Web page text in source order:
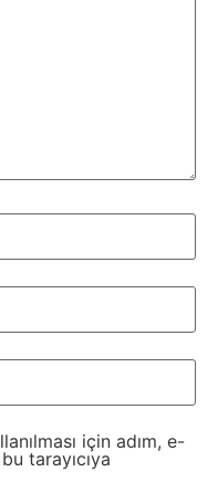
için adım, e-
tarayıcıya